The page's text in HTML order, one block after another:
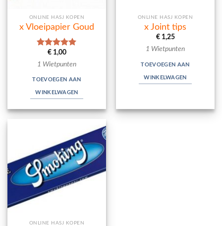
ONLINE HASJ KOPEN
x Vloeipapier Goud
Waardering
5.00uit 5
€1,00
1 Wietpunten
TOEVOEGEN AAN
WINKELWAGEN
ONLINE HASJ KOPEN
x Joint tips
€1,25
1 Wietpunten
TOEVOEGEN AAN
WINKELWAGEN
ONLINE HASJ KOPEN